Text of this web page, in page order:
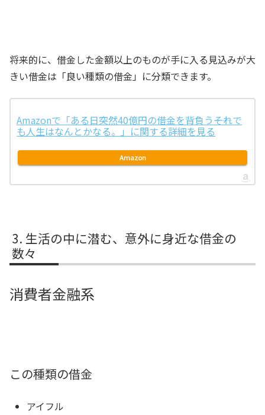
将来的に、借金した金額以上のものが手に入る見込みが大
きい借金は「良い種類の借金」に分類できます。
Amazonで「ある日突然40億円の借金を背負う――それで
も人生はなんとかなる。」に関する詳細を見る
Amazon
生活の中に潜む、意外に身近な借金の
数々
消費者金融系
この種類の借金
アイフル